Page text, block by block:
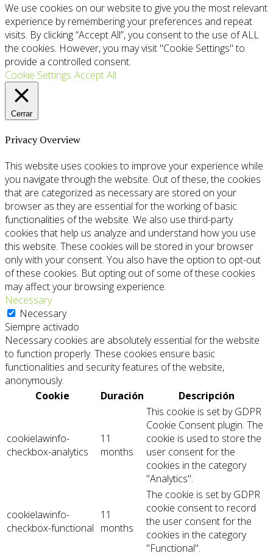
We use cookies on our website to give you the most relevant
experience by remembering your preferences and repeat
visits. By clicking “Accept All”, you consent to the use of ALL
the cookies. However, you may visit "Cookie Settings" to
provide a controlled consent.
Cookie Settings Accept All
Cerrar
Privacy Overview
This website uses cookies to improve your experience while
you navigate through the website. Out of these, the cookies
that are categorized as necessary are stored on your
browser as they are essential for the working of basic
functionalities of the website. We also use third-party
cookies that help us analyze and understand how you use
this website. These cookies will be stored in your browser
only with your consent. You also have the option to opt-out
of these cookies. But opting out of some of these cookies
may affect your browsing experience.
Necessary
Necessary
Siempre activado
Necessary cookies are absolutely essential for the website
to function properly. These cookies ensure basic
functionalities and security features of the website,
anonymously.
Cookie
Duración Descripción
cookielawinfo-
checkbox-analytics
11
months
This cookie is set by GDPR
Cookie Consent plugin. The
cookie is used to store the
user consent for the
cookies in the category
"Analytics".
cookielawinfo-
checkbox-functional
11
months
The cookie is set by GDPR
cookie consent to record
the user consent for the
cookies in the category
"Functional".